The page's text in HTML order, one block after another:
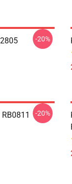
-20%
-20%